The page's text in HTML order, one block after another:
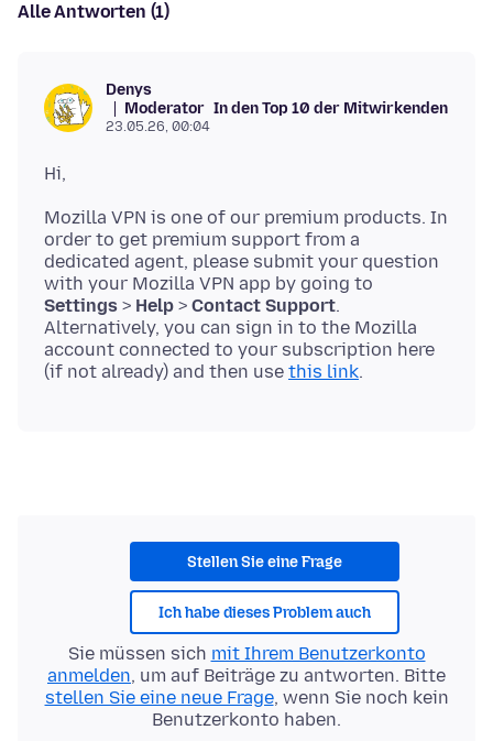
Alle Antworten (1)
Denys
Moderator In den Top 10 der Mitwirkenden
23.05.26, 00:04
Mozilla VPN is one of our premium products. In
order to get premium support from a
dedicated agent, please submit your question
with your Mozilla VPN app by going to
Settings > Help > Contact Support.
Alternatively, you can sign in to the Mozilla
account connected to your subscription here
(if not already) and then use this link
Stellen Sie eine Frage
Ich habe dieses Problem auch
Sie müssen sich mit Ihrem Benutzerkonto
anmelden, um auf Beiträge zu antworten. Bitte
stellen Sie eine neue Frage, wenn Sie noch kein
Benutzerkonto haben.